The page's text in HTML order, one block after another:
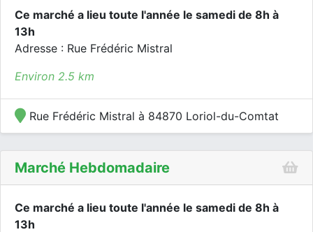
Ce marché a lieu toute l'année le samedi de 8h à
13h
Adresse : Rue Frédéric Mistral
Environ 2.5 km
Rue Frédéric Mistral à 84870 Loriol-du-Comtat
Marché Hebdomadaire
Ce marché a lieu toute l'année le samedi de 8h à
13h